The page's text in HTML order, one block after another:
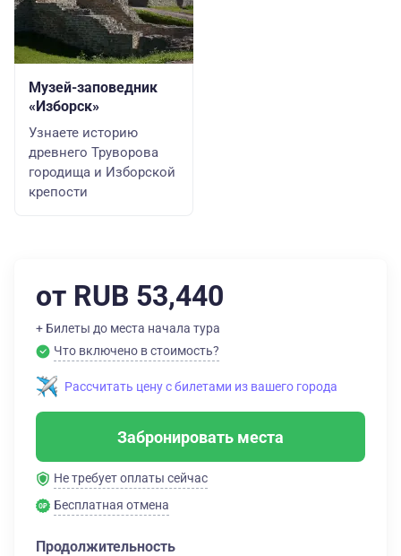
Музей-заповедник
«Изборск»
Узнаете историю
древнего Труворова
городища и Изборской
крепости
от RUB 53,440
+ Билеты до места начала тура
Что включено в стоимость?
Рассчитать цену с билетами из вашего города
Забронировать места
Не требует оплаты сейчас
Бесплатная отмена
Продолжительность